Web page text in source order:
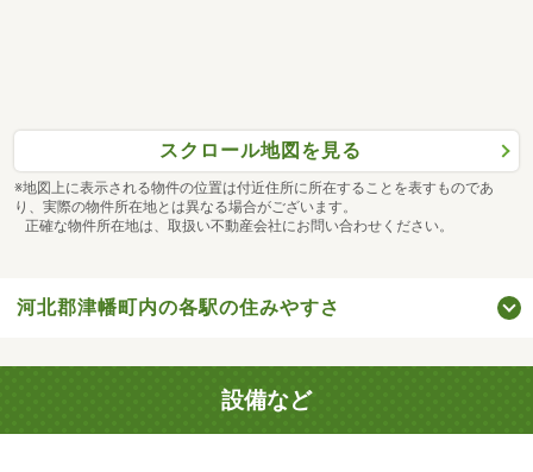
スクロール地図を見る
※地図上に表示される物件の位置は付近住所に所在することを表すものであ
り、実際の物件所在地とは異なる場合がございます。
正確な物件所在地は、取扱い不動産会社にお問い合わせください。
河北郡津幡町内の各駅の住みやすさ
設備など